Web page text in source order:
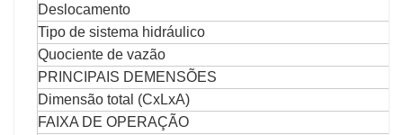
Deslocamento
Tipo de sistema hidráulico
Quociente de vazão
PRINCIPAIS DEMENSÕES
Dimensão total (CxLxA)
FAIXA DE OPERAÇÃO